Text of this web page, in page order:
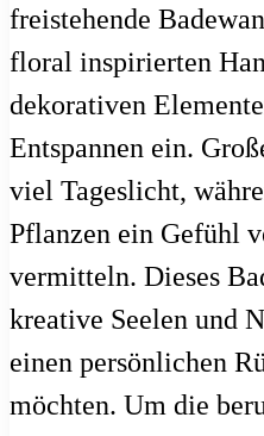
freistehende
floral inspirierten
dekorativen
Entspannen ein.
viel Tageslicht,
Pflanzen ein Gefühl
vermitteln. Dieses
kreative Seelen und
einen persönlichen
möchten. Um die